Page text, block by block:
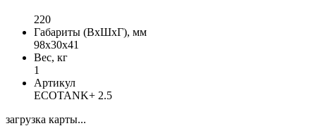
220
Габариты (ВxШxГ), мм
98х30х41
Вес, кг
1
Артикул
ECOTANK+ 2.5
загрузка карты...